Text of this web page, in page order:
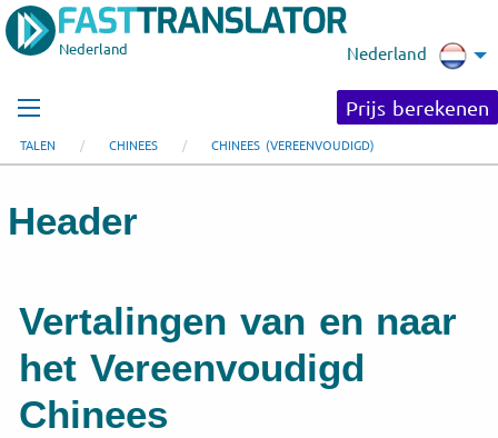
Nederland Nederland
Prijs berekenen
TALEN CHINEES CHINEES (VEREENVOUDIGD)
Header
Vertalingen van en naar
het Vereenvoudigd
Chinees